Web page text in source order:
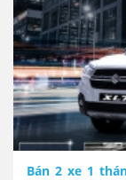
Bán 2 xe 1